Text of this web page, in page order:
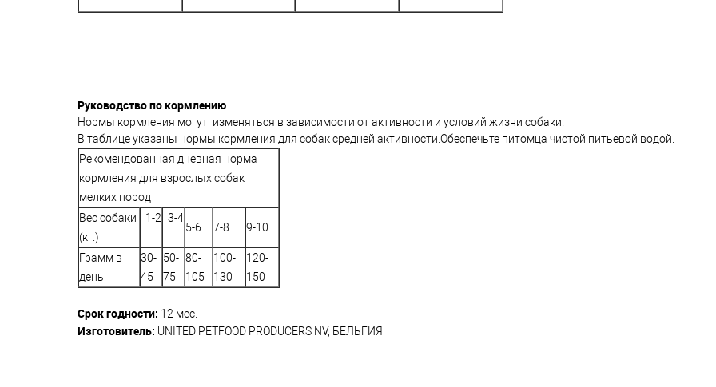
Руководство по кормлению
Нормы кормления могут изменяться в зависимости от активности и условий жизни собаки.
В таблице указаны нормы кормления для собак средней активности.Обеспечьте питомца чистой питьевой водой.
Рекомендованная дневная норма
кормления для взрослых собак
мелких пород
Вес собаки
(кг.)
1-2 3-4
5-6 7-8 9-10
Грамм в
день
30-
45
50-
75
80-
105
100-
130
120-
150
Cрок годности: 12 мес.
Изготовитель: UNITED PETFOOD PRODUCERS NV, БЕЛЬГИЯ